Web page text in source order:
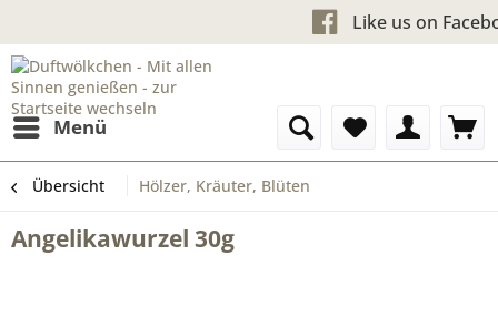
Kostenloser Versand ab 60
Like us
Menü
Übersicht Hölzer, Kräuter, Blüten
Angelikawurzel 30g